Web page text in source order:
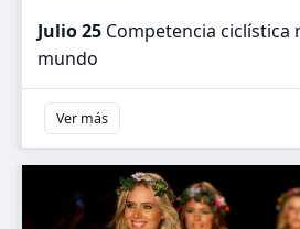
Julio 25 Competencia
mundo
Ver más